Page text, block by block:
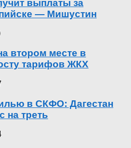
выплаты за
— Мишустин
втором месте в
тарифов ЖКХ
в СКФО: Дагестан
на треть